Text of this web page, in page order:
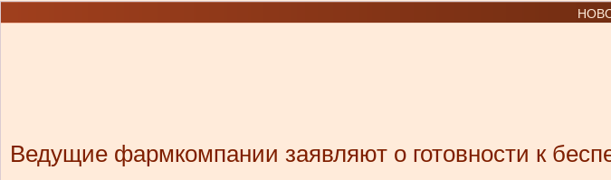
Ведущие фармкомпании заявляют о готовности к